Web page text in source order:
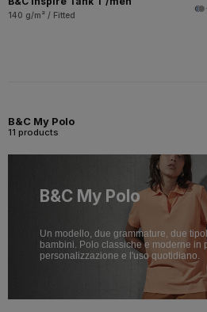
140 g/m² / Fitted
B&C My Polo
11 products
B&C My Polo
Un modello, due grammature, due
bambini. Polo classiche e moderne in
personalizzazione e l'uso quotidiano.